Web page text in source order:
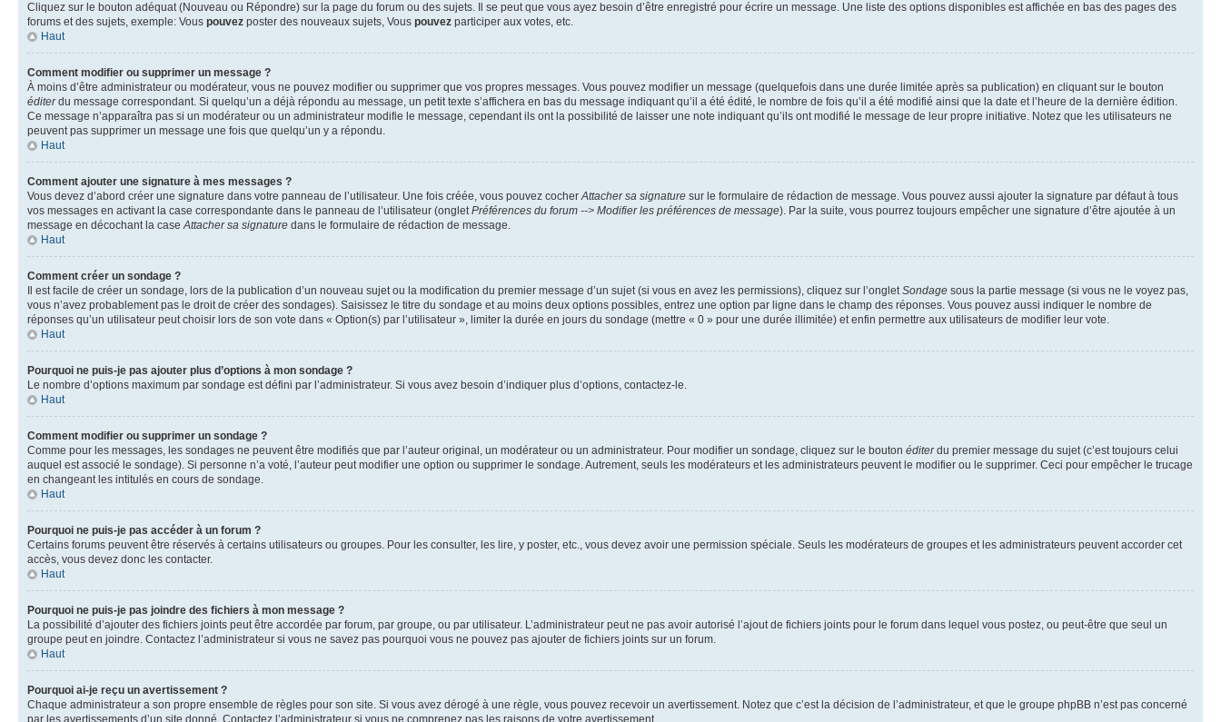
Cliquez sur le bouton adéquat (Nouveau ou Répondre) sur la page du forum ou des sujets. Il se peut que vous ayez besoin d’être enregistré pour écrire un message. Une liste des options disponibles est affichée en bas des pages des
forums et des sujets, exemple: Vous pouvez poster des nouveaux sujets, Vous pouvez participer aux votes, etc.
Haut
Comment modifier ou supprimer un message ?
À moins d’être administrateur ou modérateur, vous ne pouvez modifier ou supprimer que vos propres messages. Vous pouvez modifier un message (quelquefois dans une durée limitée après sa publication) en cliquant sur le bouton
éditerdu message correspondant. Si quelqu’un a déjà répondu au message, un petit texte s’affichera en bas du message indiquant qu’il a été édité, le nombre de fois qu’il a été modifié ainsi que la date et l’heure de la dernière édition.
Ce message n’apparaîtra pas si un modérateur ou un administrateur modifie le message, cependant ils ont la possibilité de laisser une note indiquant qu’ils ont modifié le message de leur propre initiative. Notez que les utilisateurs ne
peuvent pas supprimer un message une fois que quelqu’un y a répondu.
Haut
Comment ajouter une signature à mes messages ?
Vous devez d’abord créer une signature dans votre panneau de l’utilisateur. Une fois créée, vous pouvez cocherAttacher sa signature sur le formulaire de rédaction de message. Vous pouvez aussi ajouter la signature par défaut à tous
vos messages en activant la case correspondante dans le panneau de l’utilisateur (ongletPréférences du forum --> Modifier les préférences de message). Par la suite, vous pourrez toujours empêcher une signature d’être ajoutée à un
message en décochant la caseAttacher sa signature dans le formulaire de rédaction de message.
Haut
Comment créer un sondage ?
Il est facile de créer un sondage, lors de la publication d’un nouveau sujet ou la modification du premier message d’un sujet (si vous en avez les permissions), cliquez sur l’ongletSondage sous la partie message (si vous ne le voyez pas,
vous n’avez probablement pas le droit de créer des sondages). Saisissez le titre du sondage et au moins deux options possibles, entrez une option par ligne dans le champ des réponses. Vous pouvez aussi indiquer le nombre de
réponses qu’un utilisateur peut choisir lors de son vote dans « Option(s) par l’utilisateur », limiter la durée en jours du sondage (mettre « 0 » pour une durée illimitée) et enfin permettre aux utilisateurs de modifier leur vote.
Haut
Pourquoi ne puis-je pas ajouter plus d’options à mon sondage ?
Le nombre d’options maximum par sondage est défini par l’administrateur. Si vous avez besoin d’indiquer plus d’options, contactez-le.
Haut
Comment modifier ou supprimer un sondage ?
Comme pour les messages, les sondages ne peuvent être modifiés que par l’auteur original, un modérateur ou un administrateur. Pour modifier un sondage, cliquez sur le bouton éditerdu premier message du sujet (c’est toujours celui
auquel est associé le sondage). Si personne n’a voté, l’auteur peut modifier une option ou supprimer le sondage. Autrement, seuls les modérateurs et les administrateurs peuvent le modifier ou le supprimer. Ceci pour empêcher le trucage
en changeant les intitulés en cours de sondage.
Haut
Pourquoi ne puis-je pas accéder à un forum ?
Certains forums peuvent être réservés à certains utilisateurs ou groupes. Pour les consulter, les lire, y poster, etc., vous devez avoir une permission spéciale. Seuls les modérateurs de groupes et les administrateurs peuvent accorder cet
accès, vous devez donc les contacter.
Haut
Pourquoi ne puis-je pas joindre des fichiers à mon message ?
La possibilité d’ajouter des fichiers joints peut être accordée par forum, par groupe, ou par utilisateur. L’administrateur peut ne pas avoir autorisé l’ajout de fichiers joints pour le forum dans lequel vous postez, ou peut-être que seul un
groupe peut en joindre. Contactez l’administrateur si vous ne savez pas pourquoi vous ne pouvez pas ajouter de fichiers joints sur un forum.
Haut
Pourquoi ai-je reçu un avertissement ?
Chaque administrateur a son propre ensemble de règles pour son site. Si vous avez dérogé à une règle, vous pouvez recevoir un avertissement. Notez que c’est la décision de l’administrateur, et que le groupe phpBB n’est pas concerné
par les avertissements d’un site donné. Contactez l’administrateur si vous ne comprenez pas les raisons de votre avertissement.